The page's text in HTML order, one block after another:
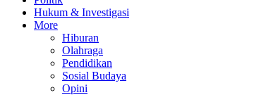
Hukum & Investigasi
More
Hiburan
Olahraga
Pendidikan
Sosial Budaya
Opini